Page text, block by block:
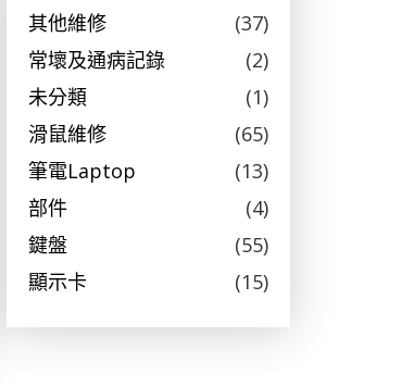
其他維修
(37)
常壞及通病記錄
(2)
未分類
(1)
滑鼠維修
(65)
筆電Laptop
(13)
部件
(4)
鍵盤
(55)
顯示卡
(15)